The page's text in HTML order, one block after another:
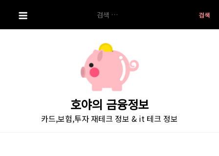
i
색:
호야의 금융정보
카드,보험,투자 재테크 정보 & it 테크 정보